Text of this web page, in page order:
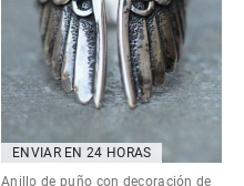
ENVIAR EN 24 HORAS
Anillo de puño con decoración de